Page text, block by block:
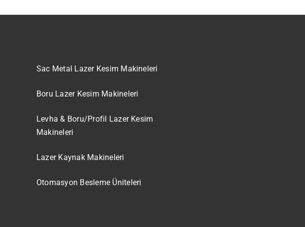
Sac Metal Lazer Kesim Makineleri
Boru Lazer Kesim Makineleri
Levha & Boru/Profil Lazer Kesim
Makineleri
Lazer Kaynak Makineleri
Otomasyon Besleme Üniteleri